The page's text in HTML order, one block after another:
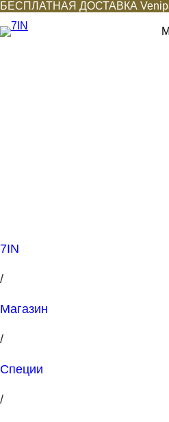
БЕСПЛАТНАЯ ДОСТАВКА
7IN
/
Магазин
/
Специи
/